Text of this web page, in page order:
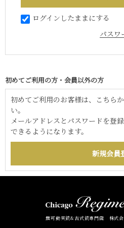
ログインしたままにする
パスワ
初めてご利用の方・会員以外の方
初めてご利用のお客様は、こちら
い。
メールアドレスとパスワードを登
できるようになります。
無可動実銃&古式銃専門店 株式